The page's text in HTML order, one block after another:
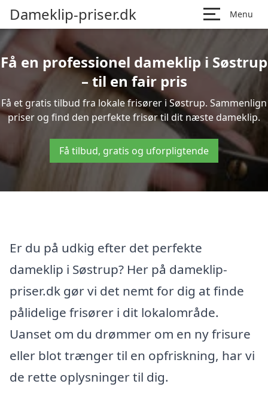
Dameklip-priser.dk Menu
Få en professionel dameklip i Søstrup
– til en fair pris
Få et gratis tilbud fra lokale frisører i Søstrup. Sammenlign
priser og find den perfekte frisør til dit næste dameklip.
Få tilbud, gratis og uforpligtende
Er du på udkig efter det perfekte
dameklip i Søstrup? Her på dameklip-
priser.dk gør vi det nemt for dig at finde
pålidelige frisører i dit lokalområde.
Uanset om du drømmer om en ny frisure
eller blot trænger til en opfriskning, har vi
de rette oplysninger til dig.